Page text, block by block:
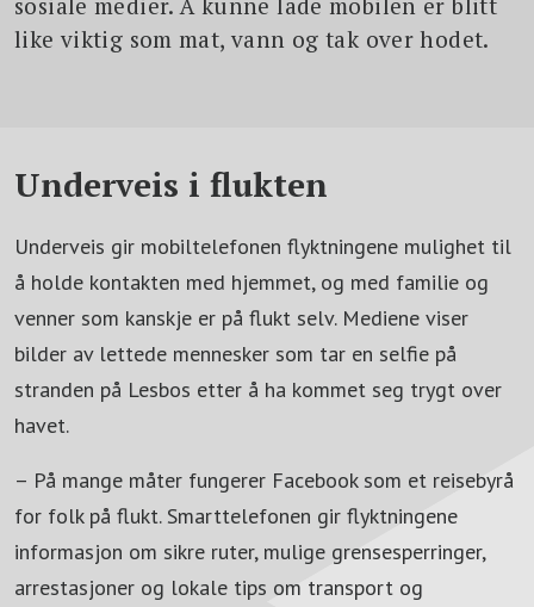
like viktig som mat, vann og tak over hodet.
Underveis i flukten
Underveis gir mobiltelefonen flyktningene mulighet til
å holde kontakten med hjemmet, og med familie og
venner som kanskje er på flukt selv. Mediene viser
bilder av lettede mennesker som tar en selfie på
stranden på Lesbos etter å ha kommet seg trygt over
havet.
– På mange måter fungerer Facebook som et reisebyrå
for folk på flukt. Smarttelefonen gir flyktningene
informasjon om sikre ruter, mulige grensesperringer,
arrestasjoner og lokale tips om transport og